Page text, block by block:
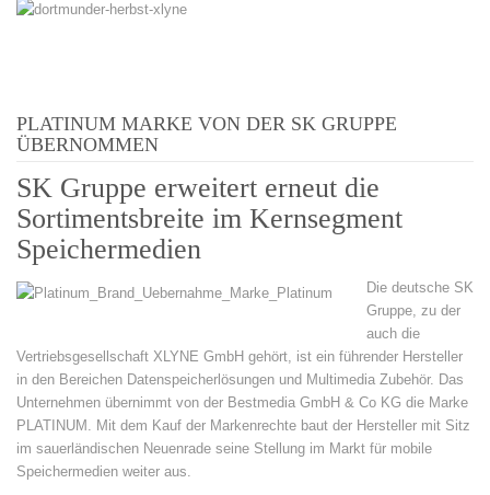
PLATINUM MARKE VON DER SK GRUPPE
ÜBERNOMMEN
SK Gruppe erweitert erneut die
Sortimentsbreite im Kernsegment
Speichermedien
Die deutsche SK
Gruppe, zu der
auch die
Vertriebsgesellschaft XLYNE GmbH gehört, ist ein führender Hersteller
in den Bereichen Datenspeicherlösungen und Multimedia Zubehör. Das
Unternehmen übernimmt von der Bestmedia GmbH & Co KG die Marke
PLATINUM. Mit dem Kauf der Markenrechte baut der Hersteller mit Sitz
im sauerländischen Neuenrade seine Stellung im Markt für mobile
Speichermedien weiter aus.